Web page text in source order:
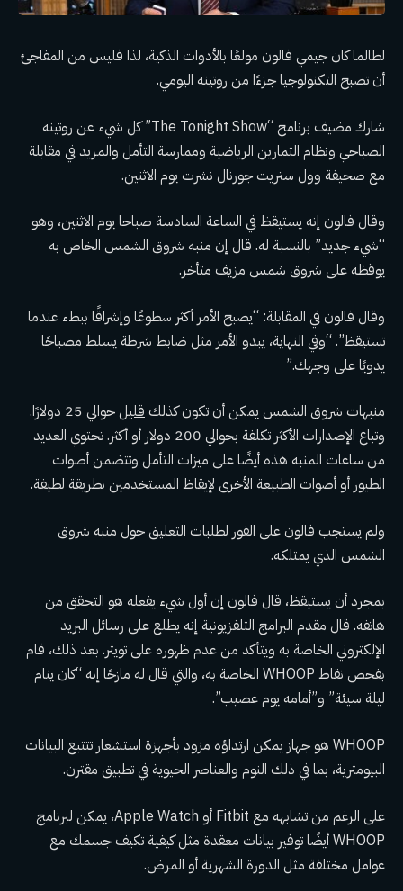
لطالما كان جيمي فالون مولعًا بالأدوات الذكية، لذا فليس من المفاجئ
أن تصبح التكنولوجيا جزءًا من روتينه اليومي.
شارك مضيف برنامج “The Tonight Show” كل شيء عن روتينه
الصباحي ونظام التمارين الرياضية وممارسة التأمل والمزيد في مقابلة
مع صحيفة وول ستريت جورنال نشرت يوم الاثنين.
وقال فالون إنه يستيقظ في الساعة السادسة صباحا يوم الاثنين، وهو
“شيء جديد” بالنسبة له. قال إن منبه شروق الشمس الخاص به
يوقظه على شروق شمس مزيف متأخر.
وقال فالون في المقابلة: “يصبح الأمر أكثر سطوعًا وإشراقًا ببطء عندما
تستيقظ”. “وفي النهاية، يبدو الأمر مثل ضابط شرطة يسلط مصباحًا
يدويًا على وجهك.”
منبهات شروق الشمس يمكن أن تكون كذلك قليل
حوالي 25 دولارًا.
وتباع الإصدارات الأكثر تكلفة بحوالي 200 دولار أو أكثر. تحتوي العديد
من ساعات المنبه هذه أيضًا على ميزات التأمل وتتضمن أصوات
الطيور أو أصوات الطبيعة الأخرى لإيقاظ المستخدمين بطريقة لطيفة.
ولم يستجب فالون على الفور لطلبات التعليق حول منبه شروق
الشمس الذي يمتلكه.
بمجرد أن يستيقظ، قال فالون إن أول شيء يفعله هو التحقق من
هاتفه. قال مقدم البرامج التلفزيونية إنه يطلع على رسائل البريد
الإلكتروني الخاصة به ويتأكد من عدم ظهوره على تويتر. بعد ذلك، قام
بفحص نقاط WHOOP الخاصة به، والتي قال له مازحًا إنه “كان ينام
ليلة سيئة” و”أمامه يوم عصيب”.
WHOOP هو جهاز يمكن ارتداؤه مزود بأجهزة استشعار تتتبع البيانات
البيومترية، بما في ذلك النوم والعناصر الحيوية في تطبيق مقترن.
على الرغم من تشابهه مع Fitbit أو Apple Watch، يمكن لبرنامج
WHOOP أيضًا توفير بيانات معقدة مثل كيفية تكيف جسمك مع
عوامل مختلفة مثل الدورة الشهرية أو المرض.